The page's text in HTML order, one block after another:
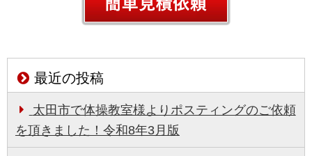
最近の投稿
太田市で体操教室様よりポスティングのご依頼
を頂きました！令和8年3月版